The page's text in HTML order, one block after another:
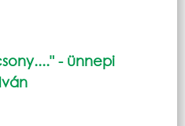
- ünnepi